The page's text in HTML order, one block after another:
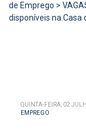
de Emprego >
disponíveis na
QUINTA-FEIRA, 02
EMPREGO